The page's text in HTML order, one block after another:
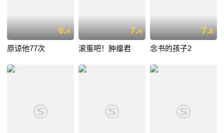
6.4
原谅他77次
7.4
滚蛋吧！肿瘤君
7.8
念书的孩子2